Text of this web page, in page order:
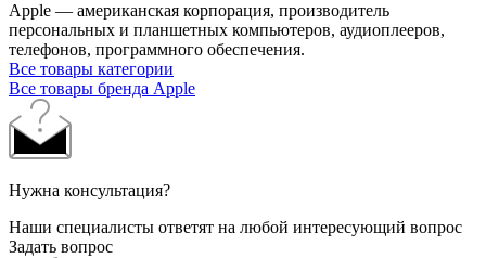
Apple — американская корпорация, производитель
персональных и планшетных компьютеров, аудиоплееров,
телефонов, программного обеспечения.
Все товары категории
Все товары бренда Apple
Нужна консультация?
Наши специалисты ответят на любой интересующий вопрос
Задать вопрос